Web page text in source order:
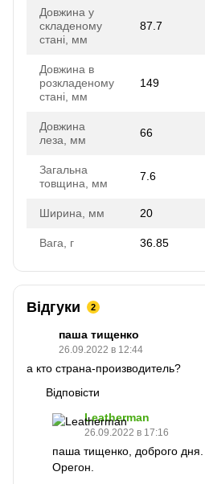
Довжина у
складеному
стані, мм
87.7
Довжина в
розкладеному
стані, мм
149
Довжина
леза, мм
66
Загальна
товщина, мм
7.6
Ширина, мм 20
Вага, г 36.85
Відгуки 2
паша тищенко
26.09.2022 в 12:44
а кто страна-производитель?
Відповісти
Leatherman
26.09.2022 в 17:16
паша тищенко, доброго
Орегон.